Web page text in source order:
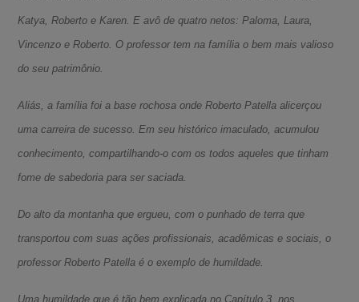
Katya, Roberto e Karen. E avô de quatro netos: Paloma, Laura,
Vincenzo e Roberto. O professor tem na família o bem mais valioso
do seu patrimônio.
Aliás, a família foi a base rochosa onde Roberto Patella alicerçou
uma carreira de sucesso. Em seu histórico imaculado, acumulou
conhecimento, compartilhando-o com os todos aqueles que tinham
fome de sabedoria para ser saciada.
Do alto da montanha que ergueu, com o punhado de terra que
transportou com suas ações profissionais, acadêmicas e sociais, o
professor Roberto Patella é o exemplo de humildade.
Uma humildade que é tão bem explicada no Capítulo 3, nos